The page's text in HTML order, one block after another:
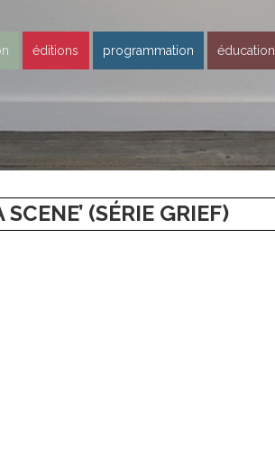
éditions programmation éducation
(SÉRIE GRIEF)